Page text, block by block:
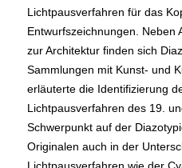
Lichtpausverfahren für das
Entwurfszeichnungen. Neben
zur Architektur finden sich
Sammlungen mit Kunst- und
erläuterte die Identifizierung
Lichtpausverfahren des 19.
Schwerpunkt auf der
Originalen auch in der